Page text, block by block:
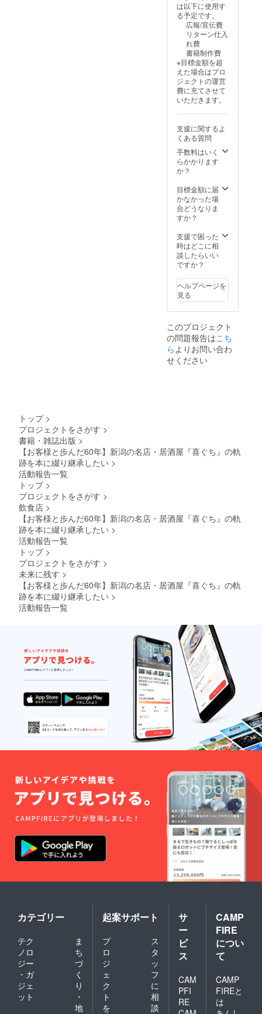
お名前
（ペン
ネーム
も可）
力くだ
さい。
2026年
6月末日
まで ・
Tシャ
丈
72cm×
身幅
52cm
、色は
黒です
※支援者
名前を
書籍に
記載す
ること
を希望
場合
は、備
考欄に
お名前
ネーム
も可）
をご入
力くだ
は以下に使用す
る予定です。
広報/宣伝費
リターン仕入
れ費
書籍制作費
※目標金額を超
えた場合はプロ
ジェクトの運営
費に充てさせて
いただきます。
支援に関するよ
くある質問
手数料はいく
らかかります
か？
目標金額に届
かなかった場
合どうなりま
すか？
支援で困った
時はどこに相
談したらいい
ですか？
ヘルプページを
見る
このプロジェクト
の問題報告はこち
らよりお問い合わ
せください
トップ >
プロジェクトをさがす >
書籍・雑誌出版 >
【お客様と歩んだ60年】新潟の名店・居酒屋『喜ぐち』の軌
跡を本に綴り継承したい >
活動報告一覧
トップ >
プロジェクトをさがす >
飲食店 >
【お客様と歩んだ60年】新潟の名店・居酒屋『喜ぐち』の軌
跡を本に綴り継承したい >
活動報告一覧
トップ >
プロジェクトをさがす >
未来に残す >
【お客様と歩んだ60年】新潟の名店・居酒屋『喜ぐち』の軌
跡を本に綴り継承したい >
活動報告一覧
カテゴリー
テク
ノロ
ジー
・ガ
ジェ
ット
ま
ち
づ
く
り
・
地
起案サポート
プ
ロ
ジ
ェ
ク
ト
を
ス
タ
ッ
フ
に
相
談
サ
ー
ビ
ス
CAM
PFI
RE
CAMP
FIRE
につい
て
CAMP
FIREと
は